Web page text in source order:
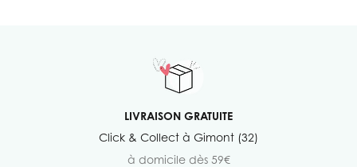
LIVRAISON GRATUITE
Click & Collect à Gimont (32)
à domicile dès 59€